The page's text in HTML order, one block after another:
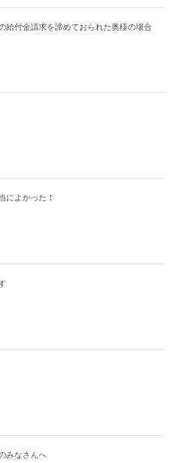
給付金請求を諦めておられた奥様の場合
によかった！
みなさんへ